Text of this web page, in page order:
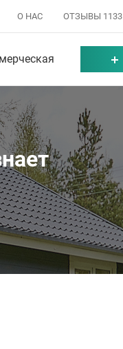
О НАС ОТЗЫВЫ 1133